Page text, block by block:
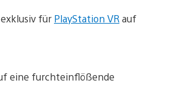
für PlayStation VRauf
eine furchteinflößende